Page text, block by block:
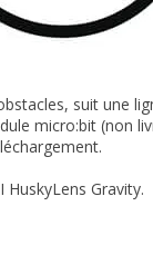
suit une
micro:bit (non
Gravity.